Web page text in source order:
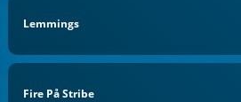
Lemmings
Fire På Stribe